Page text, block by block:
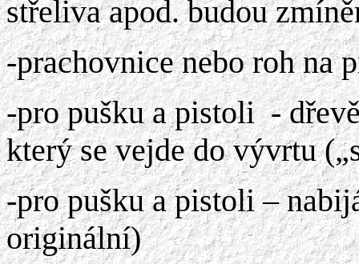
střeliva apod. budou
-prachovnice nebo roh na
-pro pušku a pistoli -
který se vejde do vývrtu
-pro pušku a pistoli –
originální)